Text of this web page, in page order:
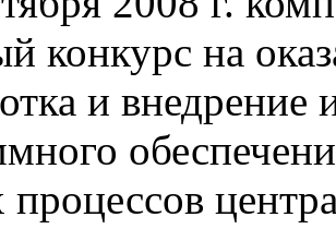
конкурс на
и
процессов